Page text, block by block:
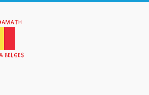
BELGEs